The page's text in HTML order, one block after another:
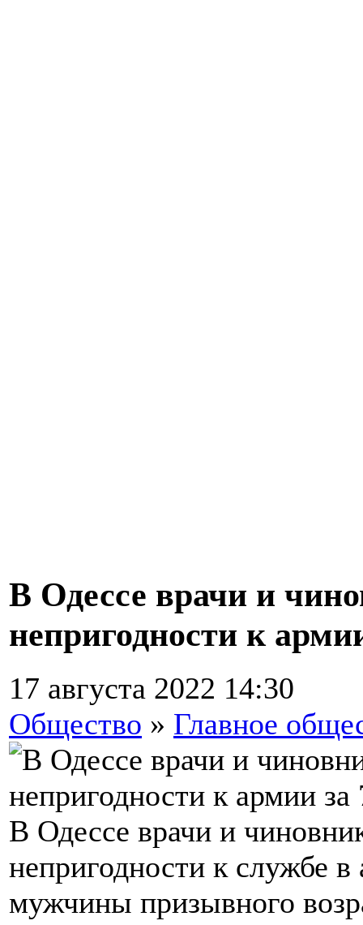
В Одессе врачи и
непригодности к
17 августа 2022 14:30
Общество » Главное
В Одессе врачи и
непригодности к службе
мужчины призывного